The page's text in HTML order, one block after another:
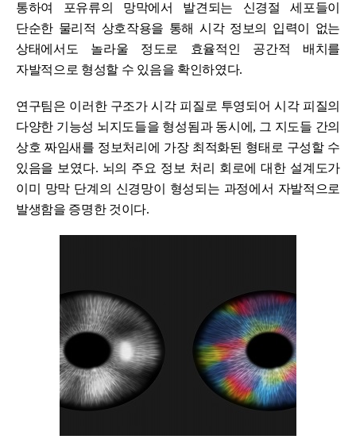
통하여 포유류의 망막에서 발견되는 신경절 세포들이
단순한 물리적 상호작용을 통해 시각 정보의 입력이 없는
상태에서도 놀라울 정도로 효율적인 공간적 배치를
자발적으로 형성할 수 있음을 확인하였다.
연구팀은 이러한 구조가 시각 피질로 투영되어 시각 피질의
다양한 기능성 뇌지도들을 형성됨과 동시에, 그 지도들 간의
상호 짜임새를 정보처리에 가장 최적화된 형태로 구성할 수
있음을 보였다. 뇌의 주요 정보 처리 회로에 대한 설계도가
이미 망막 단계의 신경망이 형성되는 과정에서 자발적으로
발생함을 증명한 것이다.